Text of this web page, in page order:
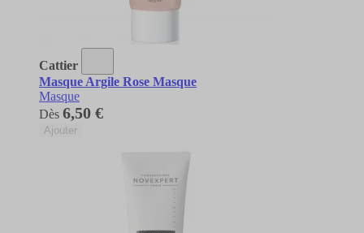
Cattier
Masque Argile Rose Masque
Masque
Dès 6,50 €
Ajouter